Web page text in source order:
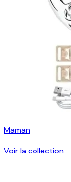
Maman
Voir la collection